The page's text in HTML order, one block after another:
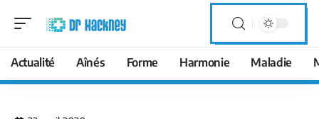
Actualité Aînés Forme Harmonie Maladie